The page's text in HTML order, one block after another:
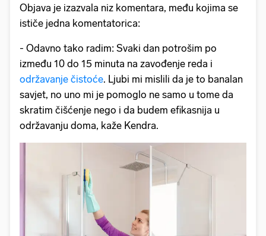
Objava je izazvala niz komentara, među kojima se
ističe jedna komentatorica:
- Odavno tako radim: Svaki dan potrošim po
između 10 do 15 minuta na zavođenje reda i
održavanje čistoće. Ljubi mi mislili da je to banalan
savjet, no uno mi je pomoglo ne samo u tome da
skratim čišćenje nego i da budem efikasnija u
održavanju doma, kaže Kendra.